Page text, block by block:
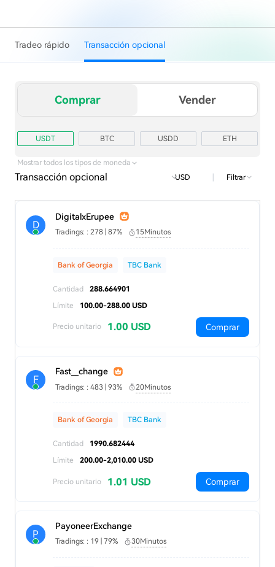
Tradeo rápido Transacción opcional
Comprar Vender
USDT BTC USDD ETH
TRX USD1
Mostrar todos los tipos de moneda
Transacción opcional USD | Filtrar
D
DigitalxErupee
Tradings: : 278 | 87% 15Minutos
Bank of Georgia TBC Bank
Cantidad
288.664901
Límite
100.00-288.00 USD
Precio unitario 1.00 USD Comprar
F
Fast__change
Tradings: : 483 | 93% 20Minutos
Bank of Georgia TBC Bank
Cantidad
1990.682444
Límite
200.00-2,010.00 USD
Precio unitario 1.01 USD Comprar
P
PayoneerExchange
Tradings: : 19 | 79% 30Minutos